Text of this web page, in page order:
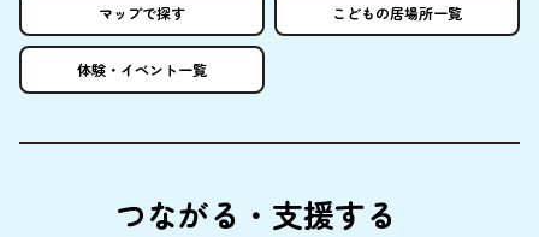
マップで探す こどもの居場所一覧
体験 ・イベント一覧
つながる・ 支援する